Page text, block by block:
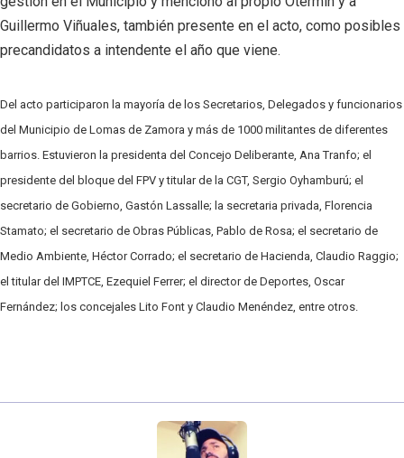
Guillermo Viñuales, también presente en el acto, como posibles
precandidatos a intendente el año que viene.
Del acto participaron la mayoría de los Secretarios, Delegados y funcionarios
del Municipio de Lomas de Zamora y más de 1000 militantes de diferentes
barrios. Estuvieron la presidenta del Concejo Deliberante, Ana Tranfo; el
presidente del bloque del FPV y titular de la CGT, Sergio Oyhamburú; el
secretario de Gobierno, Gastón Lassalle; la secretaria privada, Florencia
Stamato; el secretario de Obras Públicas, Pablo de Rosa; el secretario de
Medio Ambiente, Héctor Corrado; el secretario de Hacienda, Claudio Raggio;
el titular del IMPTCE, Ezequiel Ferrer; el director de Deportes, Oscar
Fernández; los concejales Lito Font y Claudio Menéndez, entre otros.